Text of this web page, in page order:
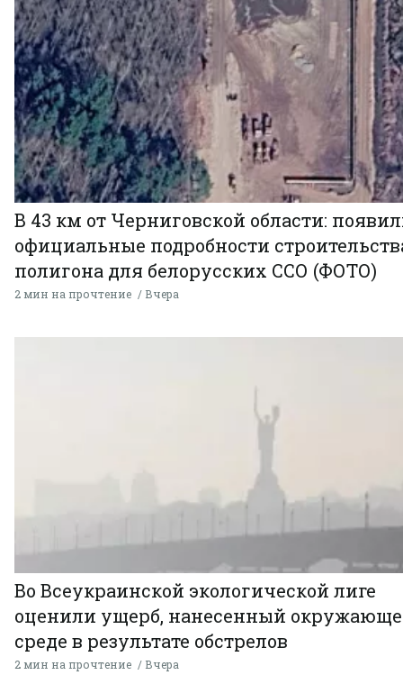
В 43 км от Черниговской области:
официальные подробности
полигона для белорусских ССО (ФОТО)
2 мин на прочтение Вчера
Во Всеукраинской экологической лиге
оценили ущерб, нанесенный
среде в результате обстрелов
2 мин на прочтение Вчера